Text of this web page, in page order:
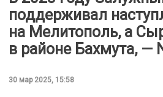
поддерживал
на Мелитополь, а
в районе Бахмута, —
30 мар 2025, 15:58